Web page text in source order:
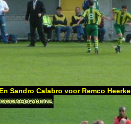
En Sandro Calabro voor Remco